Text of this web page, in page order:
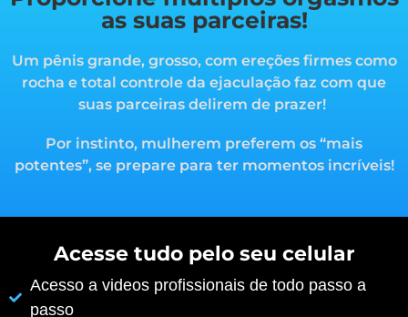
as suas parceiras!
Um pênis grande, grosso, com ereções firmes como
rocha e total controle da ejaculação faz com que
suas parceiras delirem de prazer!
Por instinto, mulherem preferem os “mais
potentes”, se prepare para ter momentos incríveis!
Acesse tudo pelo seu celular
Acesso a videos profissionais de todo passo a
passo